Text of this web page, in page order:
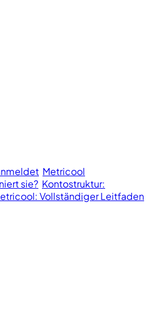
Metricool
sie? Kontostruktur:
Vollständiger Leitfaden